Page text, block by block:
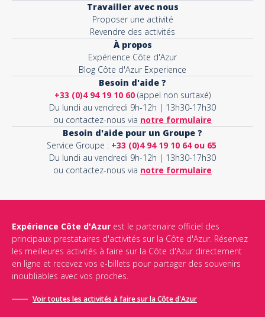
Travailler avec nous
Proposer une activité
Revendre des activités
À propos
Expérience Côte d'Azur
Blog Côte d'Azur Experience
Besoin d'aide ?
+33 (0)4 94 19 10 60 (appel non surtaxé)
Du lundi au vendredi 9h-12h | 13h30-17h30
ou contactez-nous via notre formulaire
Besoin d'aide pour un Groupe ?
Service Groupe : +33 (0)4 94 19 10 64 ou 65
Du lundi au vendredi 9h-12h | 13h30-17h30
ou contactez-nous via notre formulaire
Expérience Côte d'Azur est le partenaire officiel des
principaux prestataires d'activités sur la Côte d'Azur. Réservez
les meilleures activités à faire sur la Côte d'Azur directement
en ligne et recevez vos e-billets pour partager des souvenirs
inoubliables avec vos proches.
Voir toutes les activités à faire sur la Côte d'Azur